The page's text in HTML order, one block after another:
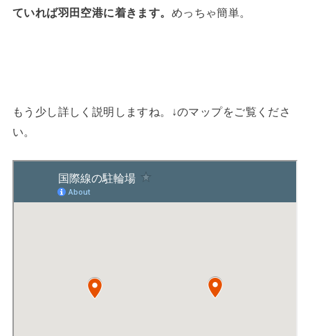
ていれば羽田空港に着きます。 めっちゃ簡単。
もう少し詳しく説明しますね。↓のマップをご覧くださ
い。